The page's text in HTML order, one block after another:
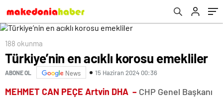
188 okunma
Türkiye’nin en acıklı korosu emekliler
ABONE OL News 15 Haziran 2024 00:36
MEHMET CAN PEÇE Artvin DHA – CHP Genel Başkanı